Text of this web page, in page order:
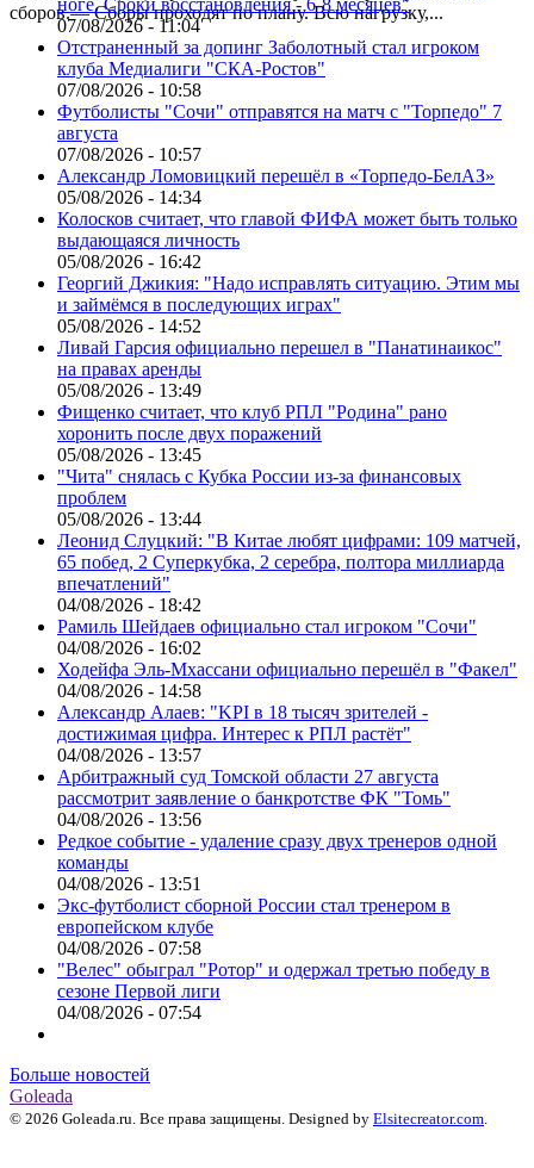
сборов.— Сборы проходят по плану. Всю нагрузку,...
07/08/2026 - 11:04
Отстраненный за допинг Заболотный стал игроком
клуба Медиалиги "СКА-Ростов"
07/08/2026 - 10:58
Футболисты "Сочи" отправятся на матч с "Торпедо" 7
августа
07/08/2026 - 10:57
Александр Ломовицкий перешёл в «Торпедо-БелАЗ»
05/08/2026 - 14:34
Колосков считает, что главой ФИФА может быть только
выдающаяся личность
05/08/2026 - 16:42
Георгий Джикия: "Надо исправлять ситуацию. Этим мы
и займёмся в последующих играх"
05/08/2026 - 14:52
Ливай Гарсия официально перешел в "Панатинаикос"
на правах аренды
05/08/2026 - 13:49
Фищенко считает, что клуб РПЛ "Родина" рано
хоронить после двух поражений
05/08/2026 - 13:45
"Чита" снялась с Кубка России из-за финансовых
проблем
05/08/2026 - 13:44
Леонид Слуцкий: "В Китае любят цифрами: 109 матчей,
65 побед, 2 Суперкубка, 2 серебра, полтора миллиарда
впечатлений"
04/08/2026 - 18:42
Рамиль Шейдаев официально стал игроком "Сочи"
04/08/2026 - 16:02
Ходейфа Эль-Мхассани официально перешёл в "Факел"
04/08/2026 - 14:58
Александр Алаев: "KPI в 18 тысяч зрителей -
достижимая цифра. Интерес к РПЛ растёт"
04/08/2026 - 13:57
Арбитражный суд Томской области 27 августа
рассмотрит заявление о банкротстве ФК "Томь"
04/08/2026 - 13:56
Редкое событие - удаление сразу двух тренеров одной
команды
04/08/2026 - 13:51
Экс-футболист сборной России стал тренером в
европейском клубе
04/08/2026 - 07:58
"Велес" обыграл "Ротор" и одержал третью победу в
сезоне Первой лиги
04/08/2026 - 07:54
Больше новостей
Goleada
© 2026 Goleada.ru. Все права защищены. Designed by Elsitecreator.com